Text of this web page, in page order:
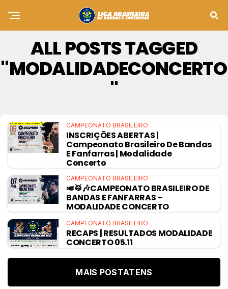
ALL POSTS TAGGED
"MODALIDADECONCERTO
"
CAMPEONATO BRASILEIRO
INSCRIÇÕES ABERTAS |
Campeonato Brasileiro De Bandas
E Fanfarras | Modalidade
Concerto
CAMPEONATO BRASILEIRO
🎺🥁🎶CAMPEONATO BRASILEIRO DE
BANDAS E FANFARRAS –
MODALIDADE CONCERTO
CAMPEONATO BRASILEIRO
RECAPS | RESULTADOS MODALIDADE
CONCERTO 05.11
MAIS POSTATENS